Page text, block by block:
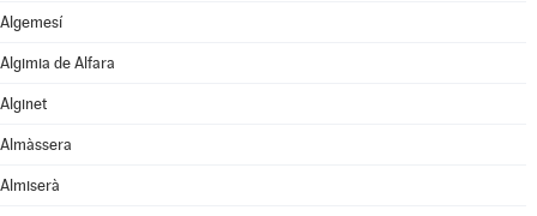
Algemesí
Algimia de Alfara
Alginet
Almàssera
Almiserà